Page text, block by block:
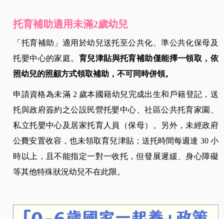
托育補助適用未滿2歲幼兒
「托育補助」適用於幼兒送托至公共化、準公共化保母及
托嬰中心的家庭。
育兒津貼與托育補助僅能擇一領取，依
照幼兒的照顧方式領取補助，不可同時併領。
申請資格為未滿 2 歲本國籍幼兒完成出生和戶籍登記，送
托與政府簽約之公設民營托嬰中心、社區公共托育家園、
私立托嬰中心及居家托育人員（保母）。另外，未經政府
公費安置收容，也未領取育兒津貼；送托時間每週達 30 小
時以上，且不能指定一對一收托，但發展遲緩、身心障礙
等其他特殊狀況幼兒不在此限。